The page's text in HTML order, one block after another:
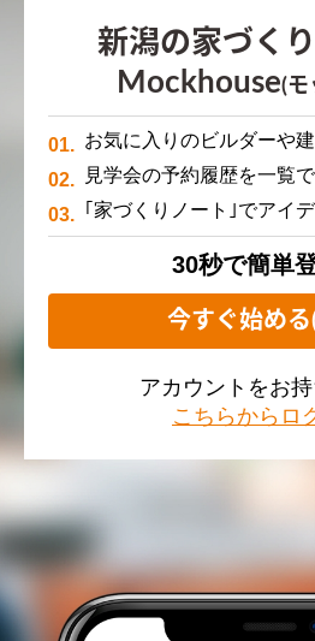
新潟の家づく
Mockhouse(モ
お気に入りのビルダーや
見学会の予約履歴を一覧
｢家づくりノート｣でアイ
30秒で簡単
今すぐ始める
アカウントをお
こちらからロ